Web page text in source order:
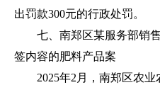
出罚款300元的行政处罚。
七、南郑区某服务部销
签内容的肥料产品案
2025年2月，南郑区农